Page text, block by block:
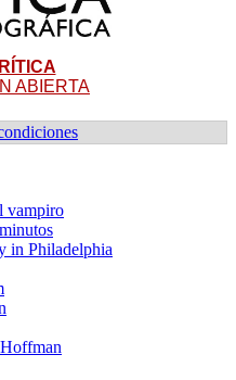
ABIERTA
vampiro
in Philadelphia